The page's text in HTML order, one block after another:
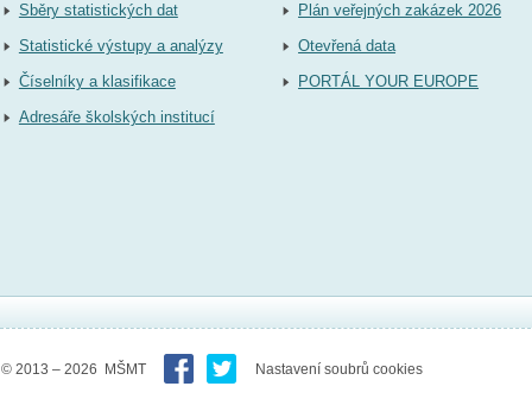
Sběry statistických dat
Statistické výstupy a analýzy
Číselníky a klasifikace
Adresáře školských institucí
Plán veřejných zakázek 2026
Otevřená data
PORTÁL YOUR EUROPE
© 2013 – 2026 MŠMT Nastavení soubrů cookies